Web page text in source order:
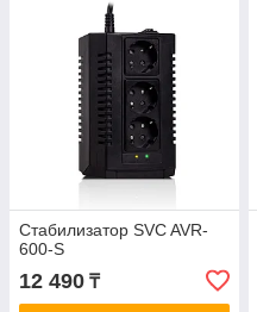
Стабилизатор SVC AVR-
600-S
12 490 ₸